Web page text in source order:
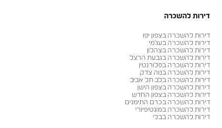
דירות להשכרה
דירות להשכרה בצפון יפו
דירות להשכרה בעג׳מי
דירות להשכרה בצהלון
דירות להשכרה בגבעת הרצל
דירות להשכרה בפלורנטין
דירות להשכרה בנוה צדק
דירות להשכרה בלב תל אביב
דירות להשכרה בצפון הישן
דירות להשכרה בצפון החדש
דירות להשכרה בכרם התימנים
דירות להשכרה במונטיפיורי
דירות להשכרה בבלי